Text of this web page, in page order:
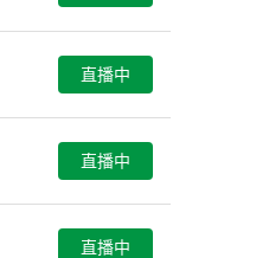
直播中
直播中
直播中